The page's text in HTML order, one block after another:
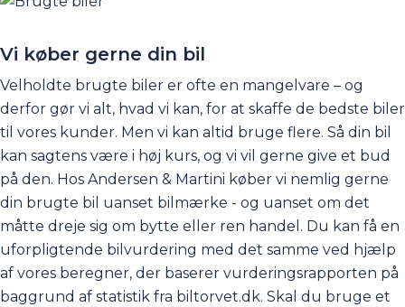
og ikke kan vente - fx fordi, din leasingaftale udløber -
og nu. Find brugte biler på lager her på siden, og kom
at den kan leveres hurtigt!
Vi køber gerne din bil
Velholdte brugte biler er ofte en mangelvare – og
derfor gør vi alt, hvad vi kan, for at skaffe de bedste biler
til vores kunder. Men vi kan altid bruge flere. Så din bil
kan sagtens være i høj kurs, og vi vil gerne give et bud
på den. Hos Andersen & Martini køber vi nemlig gerne
din brugte bil uanset bilmærke - og uanset om det
måtte dreje sig om bytte eller ren handel. Du kan få en
uforpligtende bilvurdering med det samme ved hjælp
af vores beregner, der baserer vurderingsrapporten på
baggrund af statistik fra biltorvet.dk. Skal du bruge et